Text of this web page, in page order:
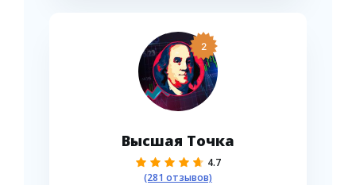
2
Высшая Точка
4.7
(281 отзывов)